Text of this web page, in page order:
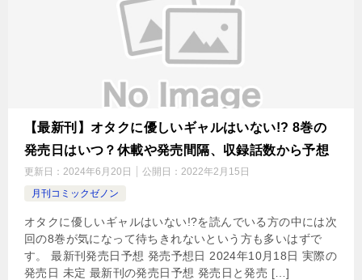
【最新刊】オタクに優しいギャルはいない!? 8巻の
発売日はいつ？休載や発売間隔、収録話数から予想
更新日： 2024年6月20日 公開日： 2022年2月15日
月刊コミックゼノン
オタクに優しいギャルはいない!?を読んでいる方の中には次
回の8巻が気になって待ちきれないという方も多いはずで
す。 最新刊発売日予想 発売予想日 2024年10月18日 実際の
発売日 未定 最新刊の発売日予想 発売日と発売 […]